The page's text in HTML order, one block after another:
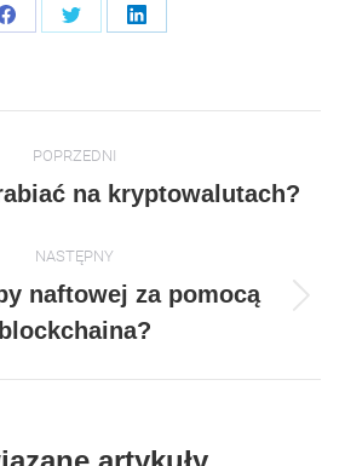
Share
Share
Share
POPRZEDNI
Previous
na kryptowalutach?
NASTĘPNY
Następny
artykuł:
naftowej za pomocą
blockchaina?